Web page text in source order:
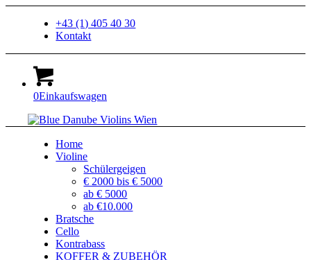
+43 (1) 405 40 30
Kontakt
0Einkaufswagen
Home
Violine
Schülergeigen
€ 2000 bis € 5000
ab € 5000
ab €10.000
Bratsche
Cello
Kontrabass
KOFFER & ZUBEHÖR